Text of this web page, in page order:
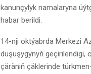
kanunçylyk namalaryna
habar berildi.
14-nji oktýabrda Merkezi
duşuşygynyň geçirilendigi,
çäräniň çäklerinde